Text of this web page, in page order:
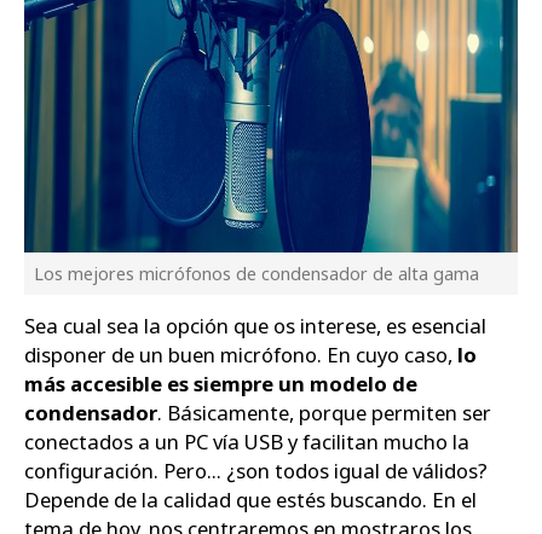
Los mejores micrófonos de condensador de alta gama
Sea cual sea la opción que os interese, es esencial
disponer de un buen micrófono. En cuyo caso, lo
más accesible es siempre un modelo de
condensador. Básicamente, porque permiten ser
conectados a un PC vía USB y facilitan mucho la
configuración. Pero... ¿son todos igual de válidos?
Depende de la calidad que estés buscando. En el